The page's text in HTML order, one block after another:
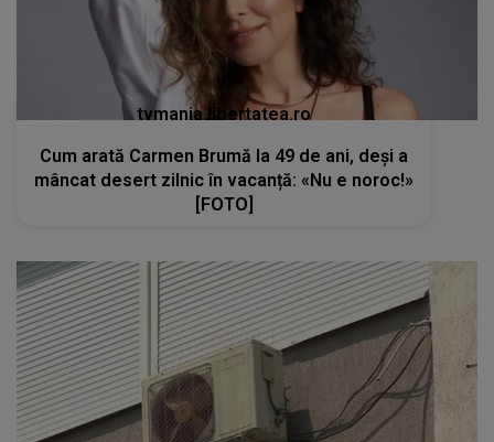
tvmania.libertatea.ro
Cum arată Carmen Brumă la 49 de ani, deși a
mâncat desert zilnic în vacanță: «Nu e noroc!»
[FOTO]